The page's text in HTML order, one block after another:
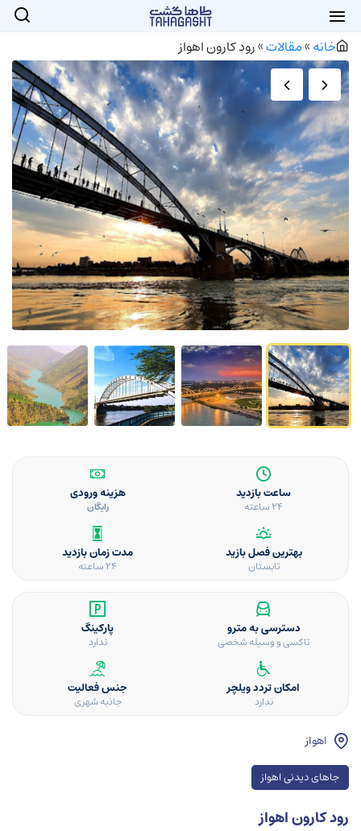
خانه»مقالات»رود کارون اهواز
ساعت بازدید
۲۴ ساعته
هزینه ورودی
رایگان
بهترین فصل بازید
تابستان
مدت زمان بازدید
۲۴ ساعته
دسترسی به مترو
تاکسی و وسیله شخصی
پارکینگ
ندارد
امکان تردد ویلچر
ندارد
جنس فعالیت
جاذبه شهری
اهواز
جاهای دیدنی اهواز
رود کارون اهواز